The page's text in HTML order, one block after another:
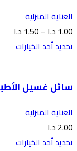
العناية المنزلية
1.00 د.ا –
1.50 د.ا
تحديد أحد الخيارات
سائل غسيل
العناية المنزلية
2.00 د.ا
تحديد أحد الخيارات